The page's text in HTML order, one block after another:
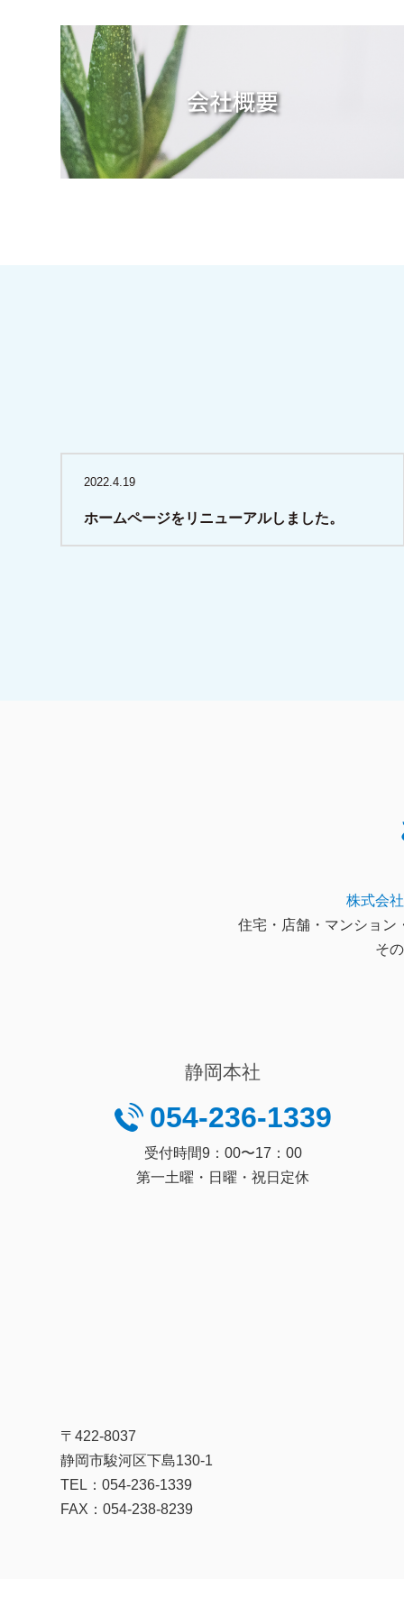
2022.4.19
ホームページをリニューアルしました。
株式会
住宅・店舗・マンション
そ
静岡本社
054-236-1339
受付時間9：00〜17：00
第一土曜・日曜・祝日定休
〒422-8037
静岡市駿河区下島130-1
TEL：054-236-1339
FAX：054-238-8239